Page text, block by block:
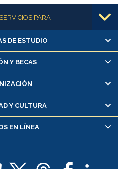
PARA
exalumnas/os
en línea
de asignaturas
de notas
y dental
y crédito alumnos
DE ESTUDIO
Y BECAS
Y CULTURA
EN LÍNEA